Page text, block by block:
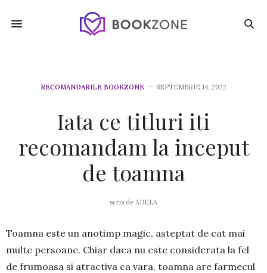
RECOMANDARILE BOOKZONE SEPTEMBRIE 14, 2022
Iata ce titluri iti
recomandam la inceput
de toamna
scris de ADELA
Toamna este un anotimp magic, asteptat de cat mai
multe persoane. Chiar daca nu este considerata la fel
de frumoasa si atractiva ca vara, toamna are farmecul